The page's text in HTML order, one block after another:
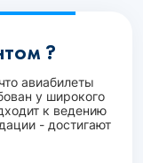
?
авиабилеты
у широкого
к ведению
- достигают